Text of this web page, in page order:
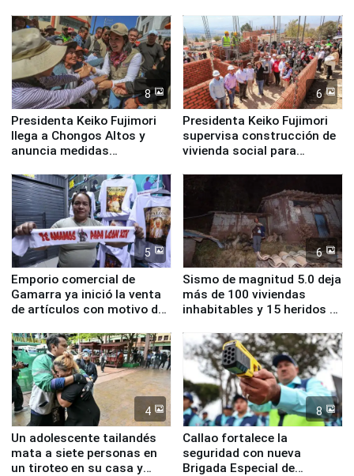
8
Presidenta Keiko Fujimori
llega a Chongos Altos y
anuncia medidas
educación, salud y empleo
6
Presidenta Keiko Fujimori
supervisa construcción de
vivienda social para
5
Emporio comercial de
Gamarra ya inició la venta
de artículos con motivo de
6
Sismo de magnitud 5.0 deja
más de 100 viviendas
inhabitables y 15 heridos en
4
Un adolescente tailandés
mata a siete personas en
un tiroteo en su casa y
8
Callao fortalece la
seguridad con nueva
Brigada Especial de